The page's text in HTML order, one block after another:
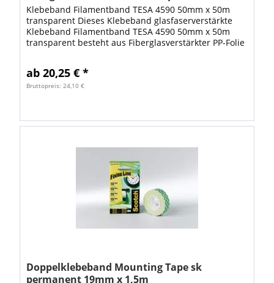
Klebeband Filamentband TESA 4590 50mm x 50m
transparent Dieses Klebeband glasfaserverstärkte
Klebeband Filamentband TESA 4590 50mm x 50m
transparent besteht aus Fiberglasverstärkter PP-Folie
ab 20,25 € *
Bruttopreis: 24,10 €
Doppelklebeband Mounting Tape sk
permanent 19mm x 1,5m